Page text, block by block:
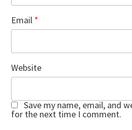
Email *
Website
Save my name, email, and
for the next time I comment.